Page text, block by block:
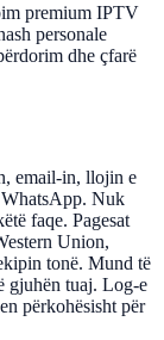
premium IPTV
personale
dhe çfarë
email-in, llojin e
Nuk
faqe. Pagesat
Union,
tonë. Mund të
gjuhën tuaj. Log-e
përkohësisht për